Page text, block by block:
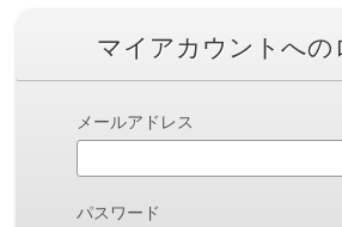
マイアカウントへの
メールアドレス
パスワード